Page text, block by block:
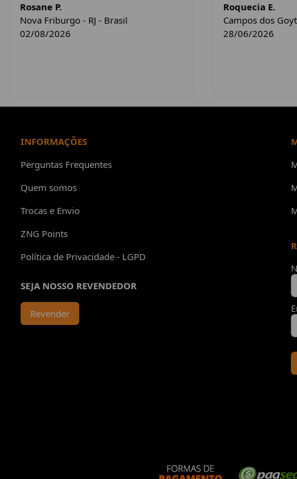
Rosane P.
Nova Friburgo - RJ - Brasil
02/08/2026
Roquecia E.
Campos dos
28/06/2026
INFORMAÇÕES
Perguntas Frequentes
Quem somos
Trocas e Envio
ZNG Points
Política de Privacidade - LGPD
SEJA NOSSO REVENDEDOR
Revender